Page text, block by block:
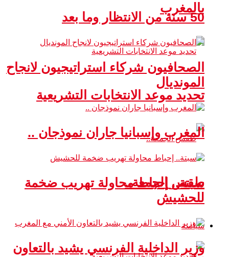
بالمغرب
تحديد موعد الانتخابات التشريعية
طقس الجمعة..
سياسة
50 سنة من الانتظار وما بعد
الصحافيون شركاء استراتيجيون لانجاح
المونديال
المغرب وإسبانيا جاران نموذجان ..
سبتة.. إحباط محاولة تهريب ضخمة
للحشيش
وزير الداخلية الفرنسي يشيد بالتعاون